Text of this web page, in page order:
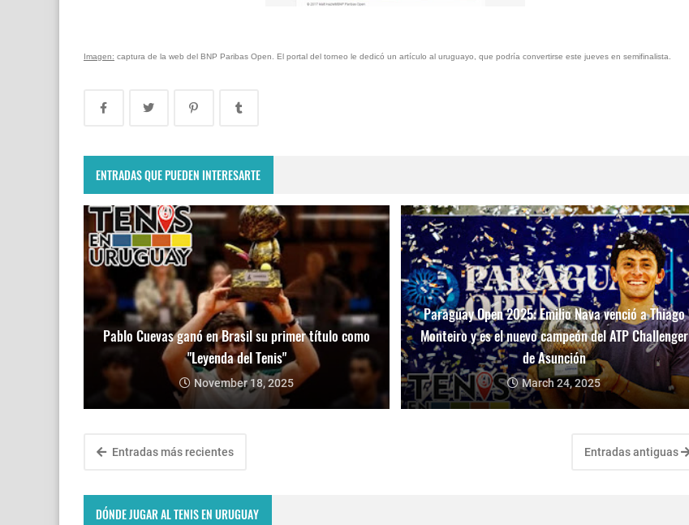
Imagen: captura de la web del BNP Paribas Open. El portal del torneo le dedicó un artículo al uruguayo, que podría convertirse este jueves en semifinalista.
ENTRADAS QUE PUEDEN INTERESARTE
Pablo Cuevas ganó en Brasil su primer título como
"Leyenda del Tenis"
November 18, 2025
Paraguay Open 2025: Emilio Nava venció a Thiago
Monteiro y es el nuevo campeón del ATP Challenger
de Asunción
March 24, 2025
Entradas más recientes Entradas antiguas
DÓNDE JUGAR AL TENIS EN URUGUAY